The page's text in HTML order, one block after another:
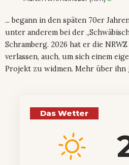
... begann in den späten 70er
unter anderem bei der
Schramberg. 2026 hat er die
verlassen, auch, um sich einem
Projekt zu widmen. Mehr über ihn
Das Wetter